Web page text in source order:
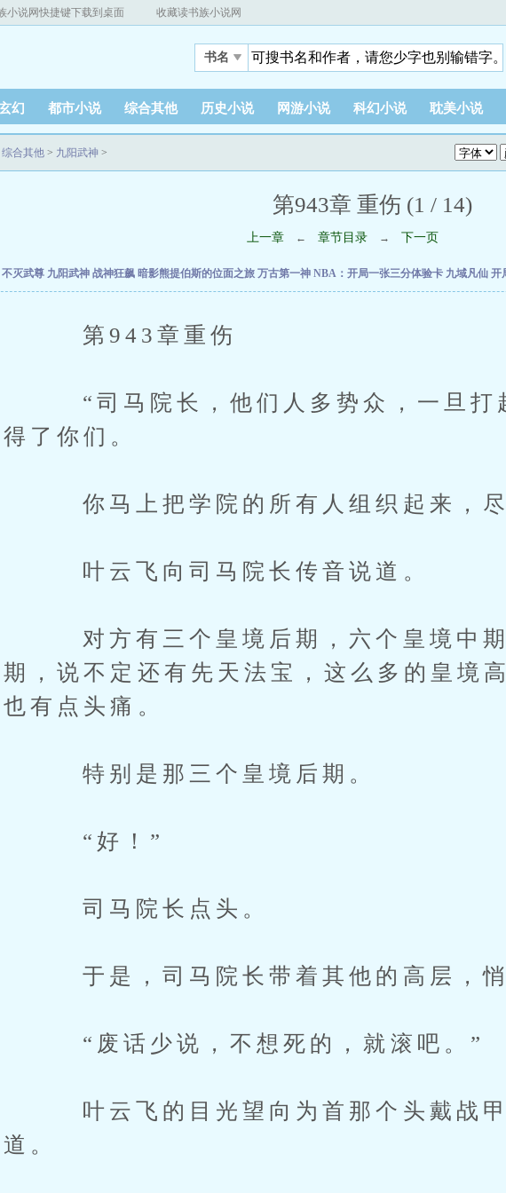
小说网快捷键下载到桌面 收藏读书族小说网
书名
幻 都市小说 综合其他 历史小说 网游小说 科幻小说 耽美小说
综合其他 > 九阳武神 >
第943章 重伤 (1 / 14)
上一章 ← 章节目录 → 下一页
不灭武尊 九阳武神 战神狂飙 暗影熊提伯斯的位面之旅 万古第一神 NBA：开局一张三分体验卡 九域凡仙 开
第943章重伤
“司马院长，他们人多势众，一旦打
得了你们。
你马上把学院的所有人组织起来，尽
叶云飞向司马院长传音说道。
对方有三个皇境后期，六个皇境中期
期，说不定还有先天法宝，这么多的皇境
也有点头痛。
特别是那三个皇境后期。
“好！”
司马院长点头。
于是，司马院长带着其他的高层，悄
“废话少说，不想死的，就滚吧。”
叶云飞的目光望向为首那个头戴战甲
道。